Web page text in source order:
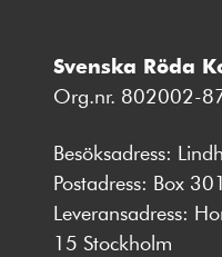
Svenska Röda
Org.nr. 802002-
Besöksadress:
Postadress: Box
Leveransadress:
15 Stockholm